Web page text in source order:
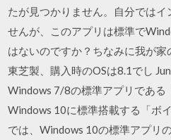
たが見つかりません。自分では
せんが、このアプリは標準で
はないのですか？ちなみに我が
東芝製、購入時のOSは8.1でし Jun
Windows 7/8の標準アプリである
Windows 10に標準搭載する「ボ
では、Windows 10の標準アプリ